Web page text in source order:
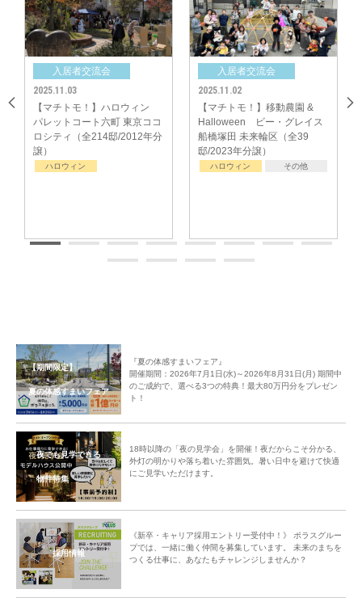
入居者交流会
2025.11.03
【マチトモ！】ハロウィン
パレットコート六町 東京ココ
ロシティ（全214邸/2012年分
ハロウィン
入居者交流会
2025.11.02
【マチトモ！】移動農園 &
Halloween ビー・グレイス
船橋塚田 未来輪区（全39
邸/2023年分譲）
ハロウィン
【
【期間限定】
夏の体感すまいフェア
『夏の体感すまいフェア』
開催期間：2026年7月1日(水)～2026年8月31日(月) 期間中
のご成約で、選べる3つの特典！最大80万円分をプレゼン
ト！
夜でも見学できる
物件特集
18時以降の「夜の見学会」を開催！夜だからこそ分かる、
外灯の明かりや落ち着いた雰囲気。暑い日中を避けて快適
にご見学いただけます。
採用情報
《新卒・キャリア採用エントリー受付中！》 ポラスグルー
プでは、一緒に働く仲間を募集しています。 未来のまちを
つくる仕事に、あなたもチャレンジしませんか？